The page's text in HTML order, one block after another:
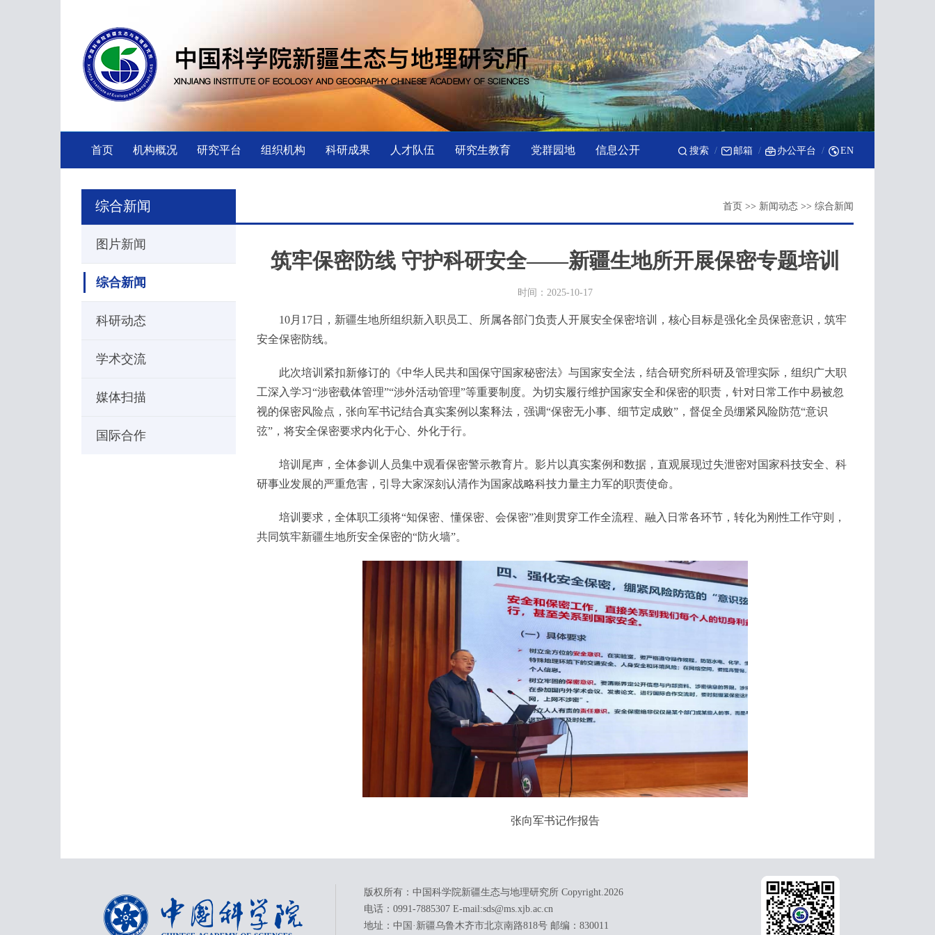
首页 机构概况 研究平台 组织机构 科研成果 人才队伍 研究生教育 党群园地 信息公开 搜索 邮箱 办公平台 EN
综合新闻 首页 >> 新闻动态 >> 综合新闻
图片新闻
综合新闻
科研动态
学术交流
媒体扫描
国际合作
筑牢保密防线 守护科研安全——新疆生地所开展保密专题培训
时间：2025-10-17
10月17日，新疆生地所组织新入职员工、所属各部门负责人开展安全保密培训，核心目标是强化全员保密意识，筑牢
安全保密防线。
此次培训紧扣新修订的《中华人民共和国保守国家秘密法》与国家安全法，结合研究所科研及管理实际，组织广大职
工深入学习“涉密载体管理”“涉外活动管理”等重要制度。为切实履行维护国家安全和保密的职责，针对日常工作中易被忽
视的保密风险点，张向军书记结合真实案例以案释法，强调“保密无小事、细节定成败”，督促全员绷紧风险防范“意识
弦”，将安全保密要求内化于心、外化于行。
培训尾声，全体参训人员集中观看保密警示教育片。影片以真实案例和数据，直观展现过失泄密对国家科技安全、科
研事业发展的严重危害，引导大家深刻认清作为国家战略科技力量主力军的职责使命。
培训要求，全体职工须将“知保密、懂保密、会保密”准则贯穿工作全流程、融入日常各环节，转化为刚性工作守则，
共同筑牢新疆生地所安全保密的“防火墙”。
张向军书记作报告
版权所有：中国科学院新疆生态与地理研究所 Copyright. 2026
电话：0991-7885307 E-mail:sds@ms.xjb.ac.cn
地址：中国·新疆乌鲁木齐市北京南路818号 邮编：830011